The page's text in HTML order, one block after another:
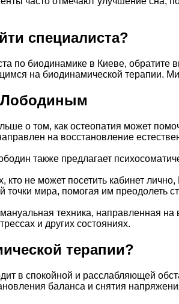
специалиста?
по биодинамике в Киеве,
на биодинамической терапии.
Лободиным
о том, как остеопатия может
на восстановление
также предлагает
кто не может посетить кабинет
точки мира, помогая им
техника, направленная
и других состояниях.
терапии?
в спокойной и расслабляющей
баланса и снятия